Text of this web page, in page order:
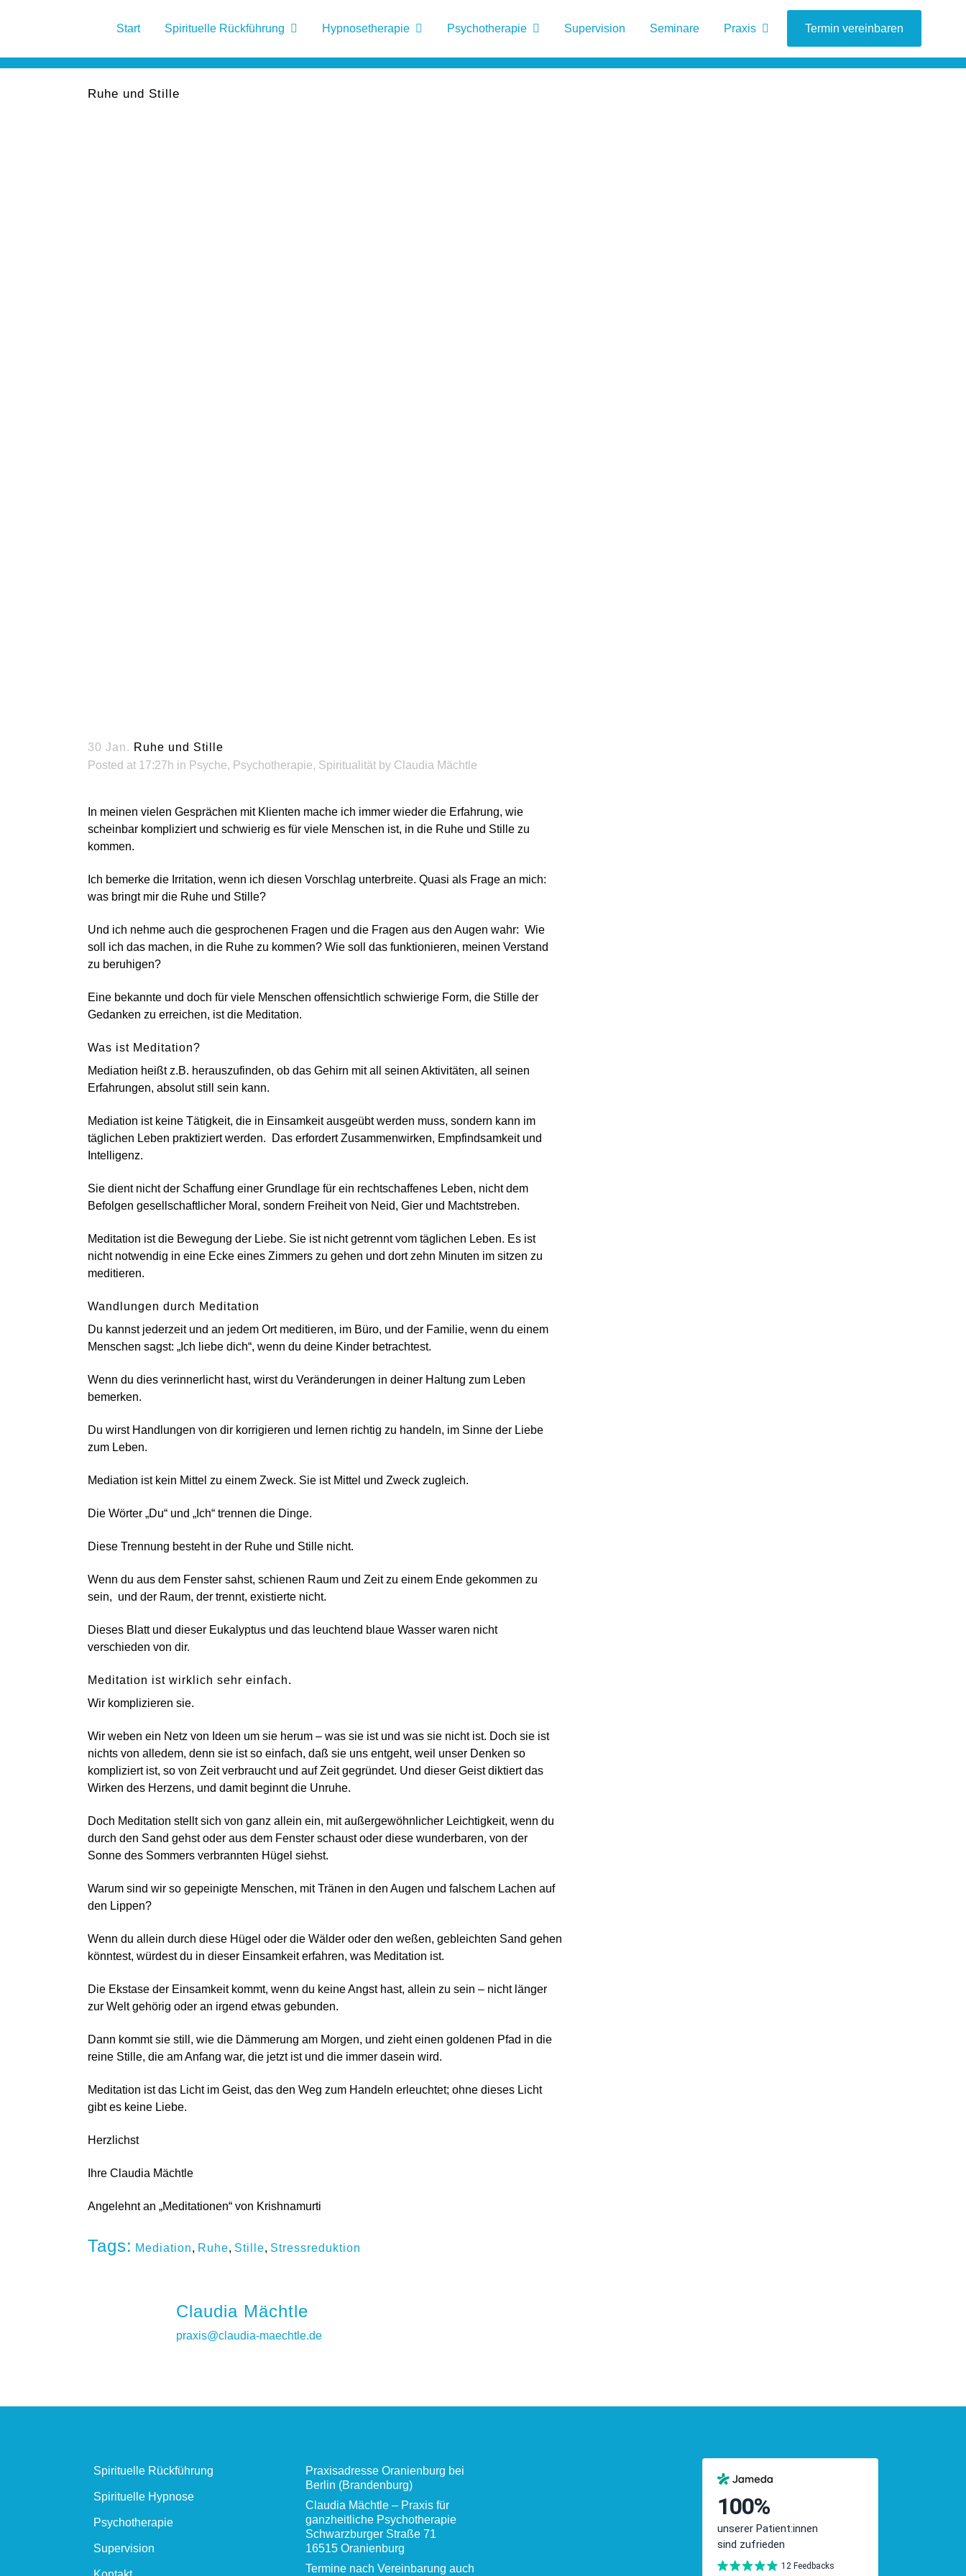
Termin vereinbaren
Start Spirituelle Rückführung Hypnosetherapie Psychotherapie Supervision Seminare Praxis Blog
Ruhe und Stille
30 Jan. Ruhe und Stille
Posted at 17:27h in Psyche, Psychotherapie, Spiritualität by Claudia Mächtle
In meinen vielen Gesprächen mit Klienten mache ich immer wieder die Erfahrung, wie
scheinbar kompliziert und schwierig es für viele Menschen ist, in die Ruhe und Stille zu
kommen.
Ich bemerke die Irritation, wenn ich diesen Vorschlag unterbreite. Quasi als Frage an mich:
was bringt mir die Ruhe und Stille?
Und ich nehme auch die gesprochenen Fragen und die Fragen aus den Augen wahr: Wie
soll ich das machen, in die Ruhe zu kommen? Wie soll das funktionieren, meinen Verstand
zu beruhigen?
Eine bekannte und doch für viele Menschen offensichtlich schwierige Form, die Stille der
Gedanken zu erreichen, ist die Meditation.
Was ist Meditation?
Mediation heißt z.B. herauszufinden, ob das Gehirn mit all seinen Aktivitäten, all seinen
Erfahrungen, absolut still sein kann.
Mediation ist keine Tätigkeit, die in Einsamkeit ausgeübt werden muss, sondern kann im
täglichen Leben praktiziert werden. Das erfordert Zusammenwirken, Empfindsamkeit und
Intelligenz.
Sie dient nicht der Schaffung einer Grundlage für ein rechtschaffenes Leben, nicht dem
Befolgen gesellschaftlicher Moral, sondern Freiheit von Neid, Gier und Machtstreben.
Meditation ist die Bewegung der Liebe. Sie ist nicht getrennt vom täglichen Leben. Es ist
nicht notwendig in eine Ecke eines Zimmers zu gehen und dort zehn Minuten im sitzen zu
meditieren.
Wandlungen durch Meditation
Du kannst jederzeit und an jedem Ort meditieren, im Büro, und der Familie, wenn du einem
Menschen sagst: „Ich liebe dich“, wenn du deine Kinder betrachtest.
Wenn du dies verinnerlicht hast, wirst du Veränderungen in deiner Haltung zum Leben
bemerken.
Du wirst Handlungen von dir korrigieren und lernen richtig zu handeln, im Sinne der Liebe
zum Leben.
Mediation ist kein Mittel zu einem Zweck. Sie ist Mittel und Zweck zugleich.
Die Wörter „Du“ und „Ich“ trennen die Dinge.
Diese Trennung besteht in der Ruhe und Stille nicht.
Wenn du aus dem Fenster sahst, schienen Raum und Zeit zu einem Ende gekommen zu
sein, und der Raum, der trennt, existierte nicht.
Dieses Blatt und dieser Eukalyptus und das leuchtend blaue Wasser waren nicht
verschieden von dir.
Meditation ist wirklich sehr einfach.
Wir komplizieren sie.
Wir weben ein Netz von Ideen um sie herum – was sie ist und was sie nicht ist. Doch sie ist
nichts von alledem, denn sie ist so einfach, daß sie uns entgeht, weil unser Denken so
kompliziert ist, so von Zeit verbraucht und auf Zeit gegründet. Und dieser Geist diktiert das
Wirken des Herzens, und damit beginnt die Unruhe.
Doch Meditation stellt sich von ganz allein ein, mit außergewöhnlicher Leichtigkeit, wenn du
durch den Sand gehst oder aus dem Fenster schaust oder diese wunderbaren, von der
Sonne des Sommers verbrannten Hügel siehst.
Warum sind wir so gepeinigte Menschen, mit Tränen in den Augen und falschem Lachen auf
den Lippen?
Wenn du allein durch diese Hügel oder die Wälder oder den weßen, gebleichten Sand gehen
könntest, würdest du in dieser Einsamkeit erfahren, was Meditation ist.
Die Ekstase der Einsamkeit kommt, wenn du keine Angst hast, allein zu sein – nicht länger
zur Welt gehörig oder an irgend etwas gebunden.
Dann kommt sie still, wie die Dämmerung am Morgen, und zieht einen goldenen Pfad in die
reine Stille, die am Anfang war, die jetzt ist und die immer dasein wird.
Meditation ist das Licht im Geist, das den Weg zum Handeln erleuchtet; ohne dieses Licht
gibt es keine Liebe.
Herzlichst
Ihre Claudia Mächtle
Angelehnt an „Meditationen“ von Krishnamurti
Tags: Mediation, Ruhe, Stille, Stressreduktion
Claudia Mächtle
praxis@claudia-maechtle.de
Spirituelle Rückführung
Spirituelle Hypnose
Psychotherapie
Supervision
Praxisadresse Oranienburg bei
Berlin (Brandenburg)
Claudia Mächtle – Praxis für
ganzheitliche Psychotherapie
Schwarzburger Straße 71
16515 Oranienburg
Termine nach Vereinbarung auch